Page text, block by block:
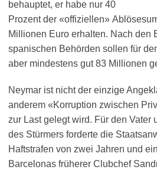
behauptet, er habe nur 40
Prozent der «offiziellen»
Millionen Euro erhalten. Nach den
spanischen Behörden sollen für
aber mindestens gut 83 Millionen
Neymar ist nicht der einzige
anderem «Korruption zwischen
zur Last gelegt wird. Für den Vater
des Stürmers forderte die
Haftstrafen von zwei Jahren und
Barcelonas früherer Clubchef